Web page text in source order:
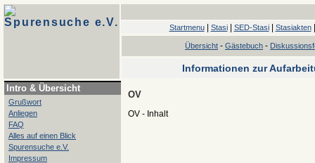
Spurensuche e.V. Startmenu| Stasi| SED-Stasi| Stasiakten
Übersicht - Gästebuch -
Informationen zur
Intro & Übersicht
Grußwort
Anliegen
FAQ
Alles auf einen Blick
Spurensuche e.V.
Impressum
OV
OV - Inhalt